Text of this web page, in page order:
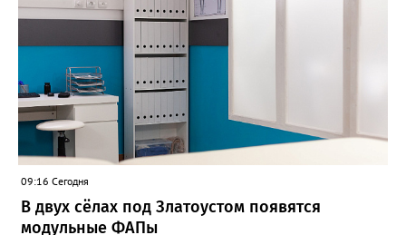
09:16 Сегодня
В двух сёлах под Златоустом появятся
модульные ФАПы